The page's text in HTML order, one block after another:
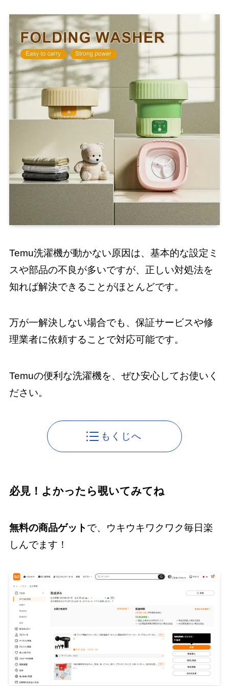
Temu洗濯機が動かない原因は、基本的な設定ミ
スや部品の不良が多いですが、正しい対処法を
知れば解決できることがほとんどです。
万が一解決しない場合でも、保証サービスや修
理業者に依頼することで対応可能です。
Temuの便利な洗濯機を、ぜひ安心してお使いく
ださい。
もくじへ
必見！よかったら覗いてみてね
無料の商品ゲットで、ウキウキワクワク毎日楽
しんでます！